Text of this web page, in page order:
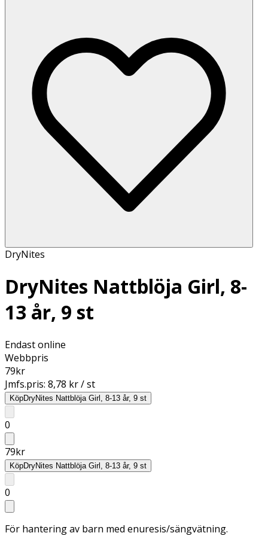
DryNites
DryNites Nattblöja Girl, 8-
13 år, 9 st
Endast online
Webbpris
79kr
Jmfs.pris: 8,78 kr / st
KöpDryNites Nattblöja Girl, 8-13 år, 9 st
0
79kr
KöpDryNites Nattblöja Girl, 8-13 år, 9 st
0
För hantering av barn med enuresis/sängvätning.